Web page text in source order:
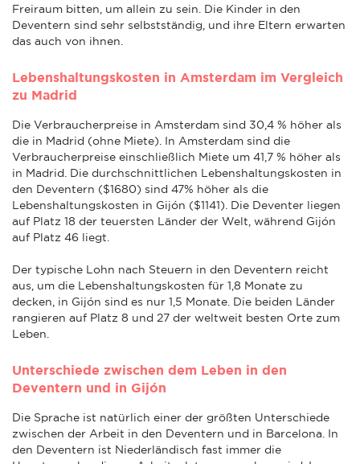
Freiraum bitten, um allein zu sein. Die Kinder in den
Deventern sind sehr selbstständig, und ihre Eltern erwarten
das auch von ihnen.
Lebenshaltungskosten in Amsterdam im Vergleich
zu Madrid
Die Verbraucherpreise in Amsterdam sind 30,4 % höher als
die in Madrid (ohne Miete). In Amsterdam sind die
Verbraucherpreise einschließlich Miete um 41,7 % höher als
in Madrid. Die durchschnittlichen Lebenshaltungskosten in
den Deventern ($1680) sind 47% höher als die
Lebenshaltungskosten in Gijón ($1141). Die Deventer liegen
auf Platz 18 der teuersten Länder der Welt, während Gijón
auf Platz 46 liegt.
Der typische Lohn nach Steuern in den Deventern reicht
aus, um die Lebenshaltungskosten für 1,8 Monate zu
decken, in Gijón sind es nur 1,5 Monate. Die beiden Länder
rangieren auf Platz 8 und 27 der weltweit besten Orte zum
Leben.
Unterschiede zwischen dem Leben in den
Deventern und in Gijón
Die Sprache ist natürlich einer der größten Unterschiede
zwischen der Arbeit in den Deventern und in Barcelona. In
den Deventern ist Niederländisch fast immer die